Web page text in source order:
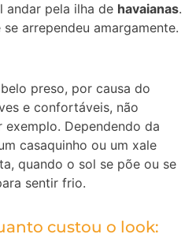
andar pela ilha de havaianas.
arrependeu amargamente.
preso, por causa do
e confortáveis, não
Dependendo da
casaquinho ou um xale
quando o sol se põe ou se
sentir frio.
custou o look: